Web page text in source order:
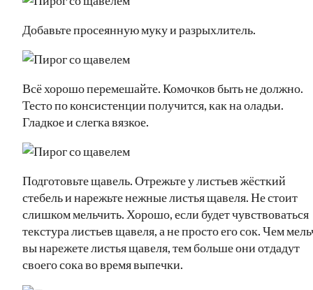
Добавьте просеянную муку и разрыхлитель.
Всё хорошо перемешайте. Комочков быть не должно.
Тесто по консистенции получится, как на оладьи.
Гладкое и слегка вязкое.
Подготовьте щавель. Отрежьте у листьев жёсткий
стебель и нарежьте нежные листья щавеля. Не стоит
слишком мельчить. Хорошо, если будет чувствоваться
текстура листьев щавеля, а не просто его сок. Чем
вы нарежете листья щавеля, тем больше они отдадут
своего сока во время выпечки.